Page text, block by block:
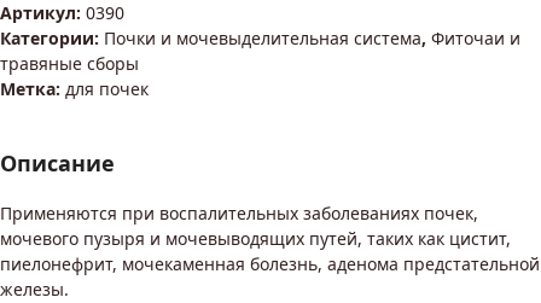
Артикул: 0390
Категории: Почки и мочевыделительная система, Фиточаи и
травяные сборы
Метка: для почек
Описание
Применяются при воспалительных заболеваниях почек,
мочевого пузыря и мочевыводящих путей, таких как цистит,
пиелонефрит, мочекаменная болезнь, аденома предстательной
железы.